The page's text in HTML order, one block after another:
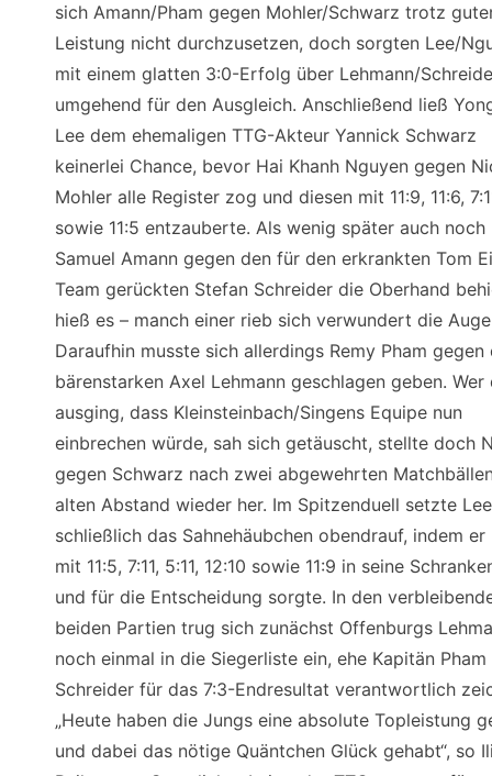
sich Amann/Pham gegen Mohler/Schwarz trotz
Leistung nicht durchzusetzen, doch sorgten Lee/
mit einem glatten 3:0-Erfolg über Lehmann/
umgehend für den Ausgleich. Anschließend ließ
Lee dem ehemaligen TTG-Akteur Yannick Schwarz
keinerlei Chance, bevor Hai Khanh Nguyen gegen
Mohler alle Register zog und diesen mit 11:9, 11:6,
sowie 11:5 entzauberte. Als wenig später auch noch
Samuel Amann gegen den für den erkrankten Tom
Team gerückten Stefan Schreider die Oberhand
hieß es – manch einer rieb sich verwundert die
Daraufhin musste sich allerdings Remy Pham gegen
bärenstarken Axel Lehmann geschlagen geben. Wer
ausging, dass Kleinsteinbach/Singens Equipe nun
einbrechen würde, sah sich getäuscht, stellte doch
gegen Schwarz nach zwei abgewehrten
alten Abstand wieder her. Im Spitzenduell setzte Lee
schließlich das Sahnehäubchen obendrauf, indem er
mit 11:5, 7:11, 5:11, 12:10 sowie 11:9 in seine
und für die Entscheidung sorgte. In den
beiden Partien trug sich zunächst Offenburgs
noch einmal in die Siegerliste ein, ehe Kapitän Pham
Schreider für das 7:3-Endresultat verantwortlich
„Heute haben die Jungs eine absolute Topleistung
und dabei das nötige Quäntchen Glück gehabt“, so